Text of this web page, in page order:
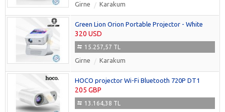
Girne Karakum
Green Lion Orion Portable Projector - White
320 USD
15.257,57 TL
Girne Karakum
HOCO projector Wi-Fi Bluetooth 720P DT1
205 GBP
13.164,38 TL